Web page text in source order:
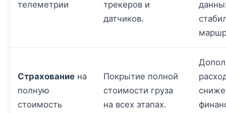
телеметрии
трекеров и
датчиков.
Страхование на
полную
стоимость
Покрытие полной
стоимости груза
на всех этапах.